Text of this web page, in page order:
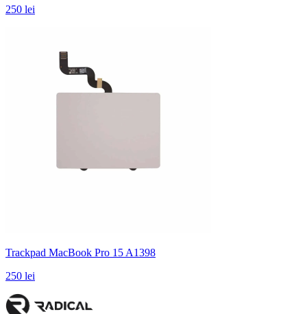
250 lei
Trackpad MacBook Pro 15 A1398
250 lei